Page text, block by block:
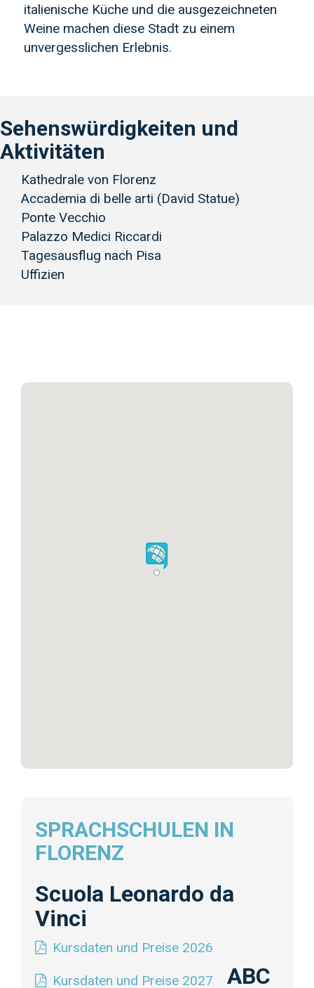
italienische Küche und die ausgezeichneten
Weine machen diese Stadt zu einem
unvergesslichen Erlebnis.
Sehenswürdigkeiten und
Aktivitäten
Kathedrale von Florenz
Accademia di belle arti (David Statue)
Ponte Vecchio
Palazzo Medici Riccardi
Tagesausflug nach Pisa
Uffizien
SPRACHSCHULEN IN
FLORENZ
Scuola Leonardo da
Vinci
Kursdaten und Preise 2026
Kursdaten und Preise 2027 ABC